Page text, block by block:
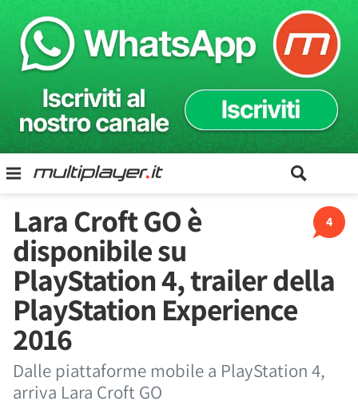
4
Lara Croft GO è
disponibile su
PlayStation 4, trailer della
PlayStation Experience
2016
Dalle piattaforme mobile a PlayStation 4,
arriva Lara Croft GO